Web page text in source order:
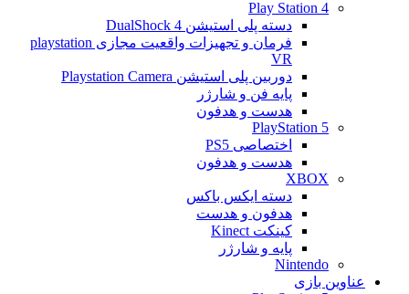
Play Station 4
دسته پلی استیشن 4 DualShock
فرمان و تجهیزات واقعیت مجازی playstation
VR
دوربین پلی استیشن Playstation Camera
پایه فن و شارژر
هدست و هدفون
PlayStation 5
اختصاصی PS5
هدست و هدفون
XBOX
دسته ایکس باکس
هدفون و هدست
کینکت Kinect
پایه و شارژر
Nintendo
عناوین بازی